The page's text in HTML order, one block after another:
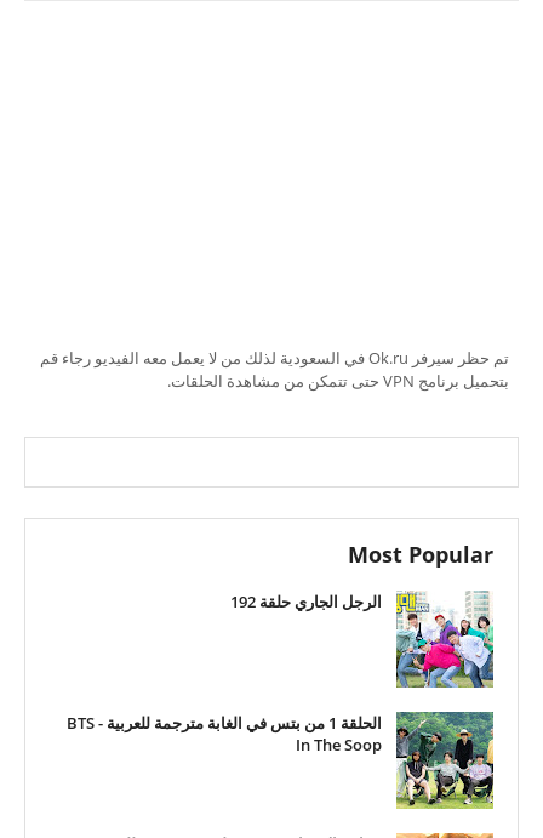
تم حظر سيرفر Ok.ru في السعودية لذلك من لا يعمل معه الفيديو رجاء قم
بتحميل برنامج VPN حتى تتمكن من مشاهدة الحلقات.
Most Popular
الرجل الجاري حلقة 192
الحلقة 1 من بتس في الغابة مترجمة للعربية - BTS
In The Soop